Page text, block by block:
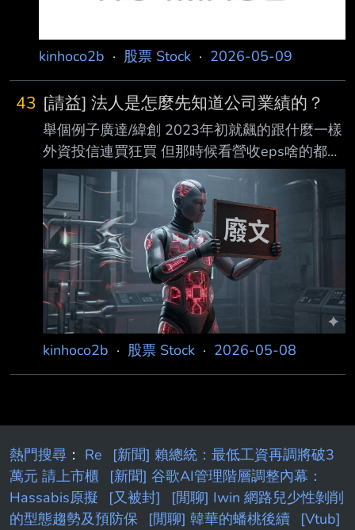
kinhoco2b · 股票 Stock · 2026-05-09
43 [請益] 法人是怎麼先知道公司業績的？
舉個例子廣達/緯創 2023年初就飆的跟什麼一樣
外資投信連買狂買 但那時候看營收eps啥的都普
通 股板鄉民都在笑說只是在亂炒股 結兩年後
2025年開始，業績果然大爆增 營收年增都一兩
百趴的 法人是怎先提前兩年知道？ ----- --
kinhoco2b · 股票 Stock · 2026-05-08
熱門搜尋 ： Re
[新聞] 賴總統：最低工資再調將破3
萬元 請上市櫃
[新聞] 谷歌AI管理階層調整內幕：
Hassabis原擬
[又被封]
[閒聊] Iwin 網路兒少性剝削
的型態趨勢及預防保
[閒聊] 韓華的蟠桃後續
[Vtub]